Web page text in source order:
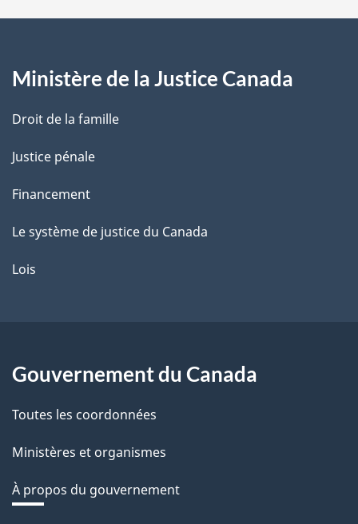
a
e
Ministère de la Justice Canada
Droit de la famille
Justice pénale
Financement
Le système de justice du Canada
Lois
Gouvernement du Canada
Toutes les coordonnées
Ministères et organismes
À propos du gouvernement